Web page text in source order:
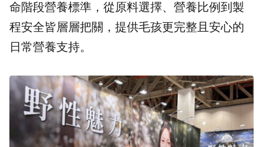
命階段營養標準，從原料選擇、營養比例到製
程安全皆層層把關，提供毛孩更完整且安心的
日常營養支持。